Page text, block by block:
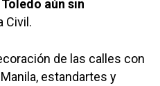
aún sin
Civil.
de las calles con
estandartes y